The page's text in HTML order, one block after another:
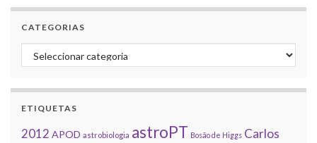
CATEGORIAS
Categorias
ETIQUETAS
2012 APOD astrobiologia astroPT Bosão de Higgs Carlos